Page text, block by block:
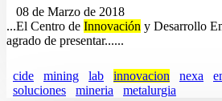
08 de Marzo de 2018
...El Centro de Innovación y Desarrollo
agrado de presentar......
cide mining lab innovacion nexa
soluciones
mineria metalurgia